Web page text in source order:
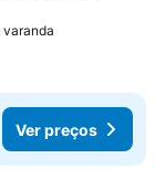
Ver preços